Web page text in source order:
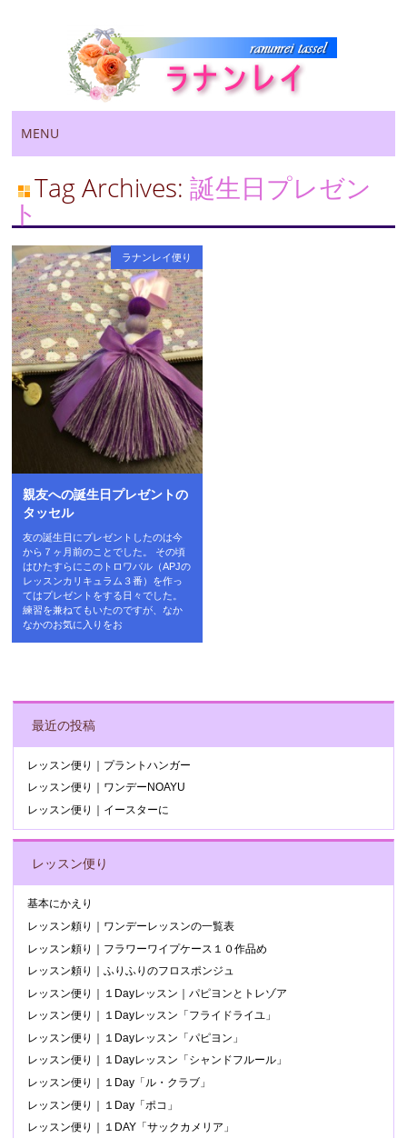
Main menu
to
MENU
Tag Archives:誕生日プレゼン
ト
ラナンレイ便り
親友への誕生日プレゼントの
タッセル
友の誕生日にプレゼントしたのは今
から７ヶ月前のことでした。 その頃
はひたすらにこのトロワバル（APJの
レッスンカリキュラム３番）を作っ
てはプレゼントをする日々でした。
練習を兼ねてもいたのですが、なか
なかのお気に入りをお
最近の投稿
レッスン便り｜プラントハンガー
レッスン便り｜ワンデーNOAYU
レッスン便り｜イースターに
レッスン便り
基本にかえり
レッスン頼り｜ワンデーレッスンの一覧表
レッスン頼り｜フラワーワイプケース１０作品め
レッスン頼り｜ふりふりのフロスポンジュ
レッスン便り｜１Dayレッスン｜パピヨンとトレゾア
レッスン便り｜１Dayレッスン「フライドライユ」
レッスン便り｜１Dayレッスン「パピヨン」
レッスン便り｜１Dayレッスン「シャンドフルール」
レッスン便り｜１Day「ル・クラブ」
レッスン便り｜１Day「ポコ」
レッスン便り｜１DAY「サックカメリア」